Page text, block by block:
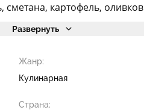
картофель,
Развернуть
Жанр:
Кулинарная
Страна: